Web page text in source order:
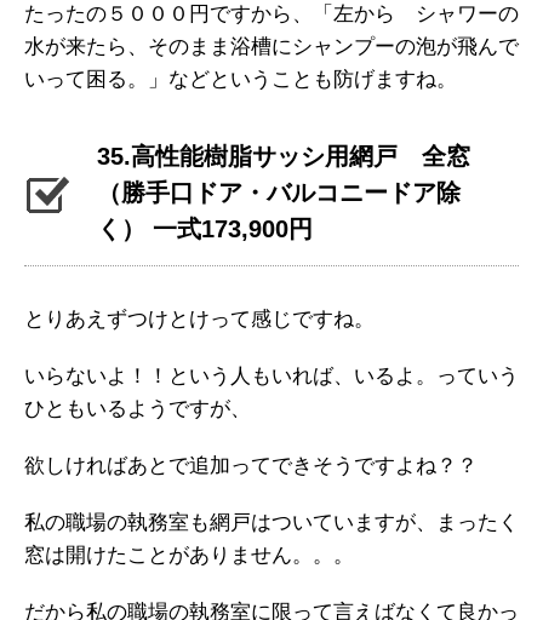
たったの５０００円ですから、「左から シャワーの
水が来たら、そのまま浴槽にシャンプーの泡が飛んで
いって困る。」などということも防げますね。
35.高性能樹脂サッシ用網戸 全窓
（勝手口ドア・バルコニードア除
く） 一式173,900円
とりあえずつけとけって感じですね。
いらないよ！！という人もいれば、いるよ。っていう
ひともいるようですが、
欲しければあとで追加ってできそうですよね？？
私の職場の執務室も網戸はついていますが、まったく
窓は開けたことがありません。。。
だから私の職場の執務室に限って言えばなくて良かっ